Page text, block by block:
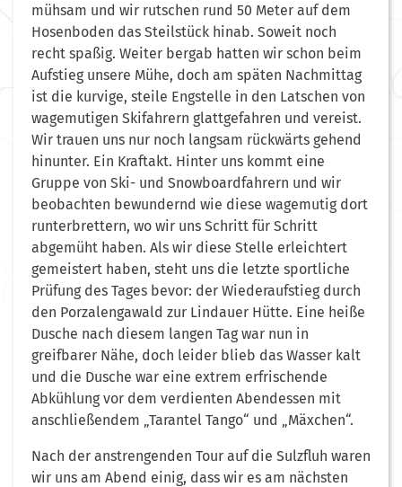
mühsam und wir rutschen rund 50 Meter auf dem
Hosenboden das Steilstück hinab. Soweit noch
recht spaßig. Weiter bergab hatten wir schon beim
Aufstieg unsere Mühe, doch am späten Nachmittag
ist die kurvige, steile Engstelle in den Latschen von
wagemutigen Skifahrern glattgefahren und vereist.
Wir trauen uns nur noch langsam rückwärts gehend
hinunter. Ein Kraftakt. Hinter uns kommt eine
Gruppe von Ski- und Snowboardfahrern und wir
beobachten bewundernd wie diese wagemutig dort
runterbrettern, wo wir uns Schritt für Schritt
abgemüht haben. Als wir diese Stelle erleichtert
gemeistert haben, steht uns die letzte sportliche
Prüfung des Tages bevor: der Wiederaufstieg durch
den Porzalengawald zur Lindauer Hütte. Eine heiße
Dusche nach diesem langen Tag war nun in
greifbarer Nähe, doch leider blieb das Wasser kalt
und die Dusche war eine extrem erfrischende
Abkühlung vor dem verdienten Abendessen mit
anschließendem „Tarantel Tango“ und „Mäxchen“.
Nach der anstrengenden Tour auf die Sulzfluh waren
wir uns am Abend einig, dass wir es am nächsten